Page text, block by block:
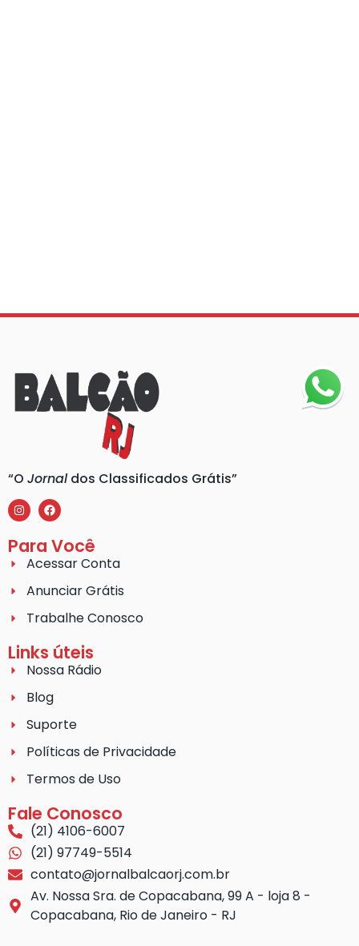
“O Jornaldos Classificados Grátis”
Para Você
Acessar Conta
Anunciar Grátis
Trabalhe Conosco
Links úteis
Nossa Rádio
Blog
Suporte
Políticas de Privacidade
Termos de Uso
Fale Conosco
(21) 4106-6007
(21) 97749-5514
contato@jornalbalcaorj.com.br
Av. Nossa Sra. de Copacabana, 99 A - loja 8 -
Copacabana, Rio de Janeiro - RJ